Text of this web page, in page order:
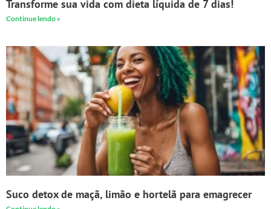
Transforme sua vida com dieta líquida de 7 dias!
Continue lendo »
Suco detox de maçã, limão e hortelã para emagrecer